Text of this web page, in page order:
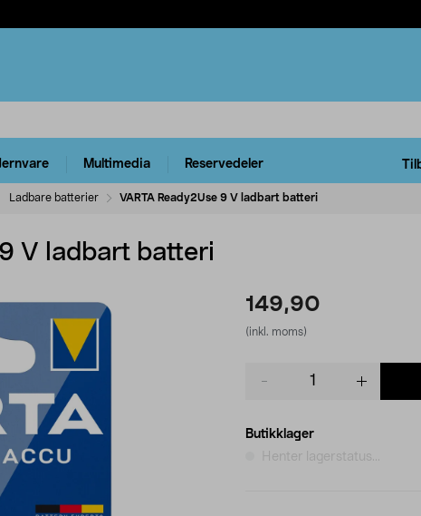
Multimedia Reservedeler
Ladbare batterier VARTA Ready2Use 9 V ladbart batteri
V ladbart batteri
149,90
(inkl. moms)
Butikklager
Henter lagerstatus...